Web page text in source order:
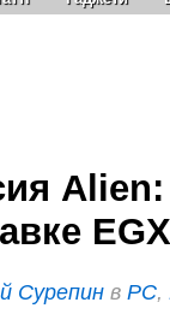
Сурепин в PC,